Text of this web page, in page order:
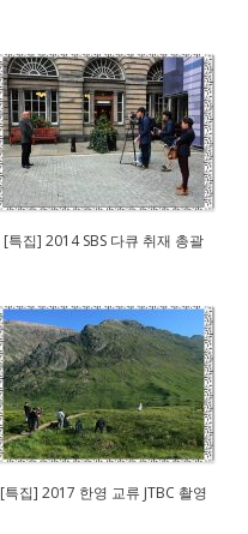
[특집] 2014 SBS 다큐 취재 총괄
[특집] 2017 한영 교류 JTBC 촬영